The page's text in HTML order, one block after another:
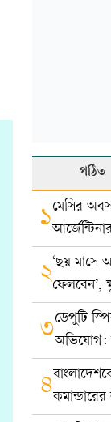
পঠিত
১মেসির
২‘ছয় মাসে
ফেলবেন’,
৩ডেপুটি
অভিযোগ:
মামলা
৪